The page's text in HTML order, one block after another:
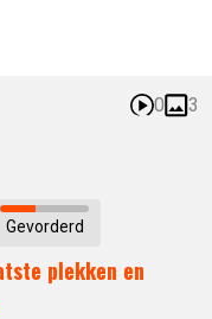
0 3
Gevorderd
plekken en